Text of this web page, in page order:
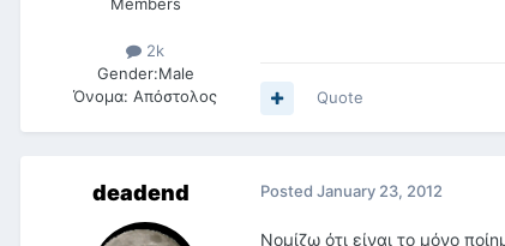
2k
Gender:Male
Όνομα: Απόστολος Quote
deadend Posted January 23, 2012
Νομίζω ότι είναι το μόνο